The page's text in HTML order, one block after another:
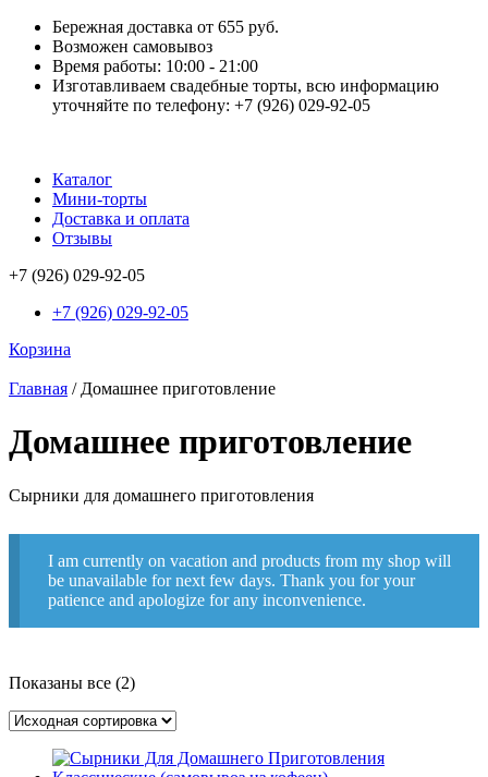
Бережная доставка от 655 руб.
Возможен самовывоз
Время работы: 10:00 - 21:00
Изготавливаем свадебные торты, всю информацию
уточняйте по телефону: +7 (926) 029-92-05
Каталог
Мини-торты
Доставка и оплата
Отзывы
+7 (926) 029-92-05
+7 (926) 029-92-05
Корзина
Главная / Домашнее приготовление
Домашнее приготовление
Сырники для домашнего приготовления
I am currently on vacation and products from my shop will
be unavailable for next few days. Thank you for your
patience and apologize for any inconvenience.
Показаны все (2)